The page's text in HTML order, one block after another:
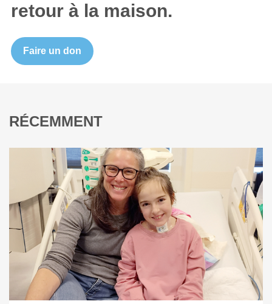
retour à la maison.
Faire un don
RÉCEMMENT